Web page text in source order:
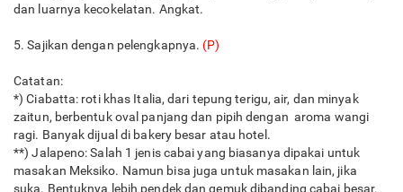
dan luarnya kecokelatan. Angkat.
5. Sajikan dengan pelengkapnya. (P)
Catatan:
*) Ciabatta: roti khas Italia, dari tepung terigu, air, dan minyak
zaitun, berbentuk oval panjang dan pipih dengan aroma wangi
ragi. Banyak dijual di bakery besar atau hotel.
**) Jalapeno: Salah 1 jenis cabai yang biasanya dipakai untuk
masakan Meksiko. Namun bisa juga untuk masakan lain, jika
suka. Bentuknya lebih pendek dan gemuk dibanding cabai besar.